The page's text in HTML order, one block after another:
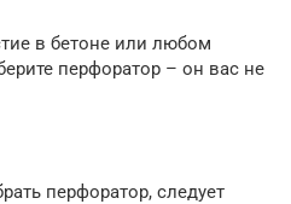
в бетоне или любом
перфоратор – он вас не
перфоратор, следует